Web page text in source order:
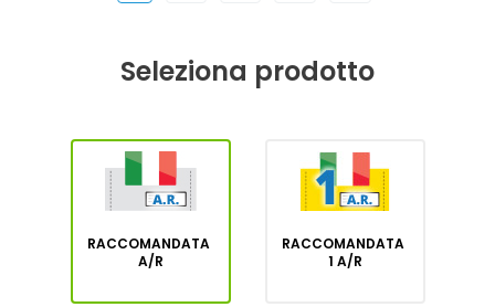
Seleziona prodotto
RACCOMANDATA
A/R
RACCOMANDATA
1 A/R